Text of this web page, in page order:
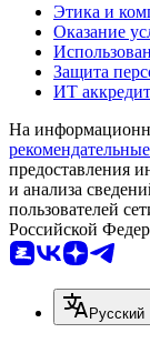
Этика и
Оказание
Защита
ИТ
На
предоставления
и анализа
пользователей
Российской
Русский